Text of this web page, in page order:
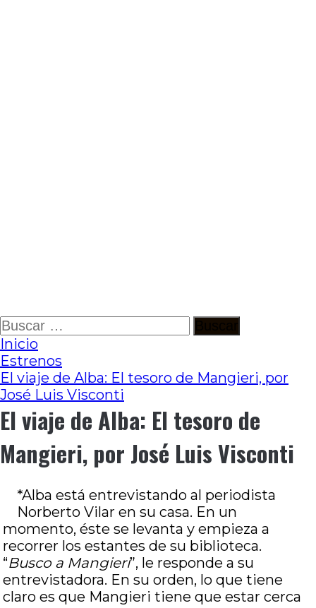
Ir
al
contenido
Buscar:
Inicio
Estrenos
El viaje de Alba: El tesoro de Mangieri, por
José Luis Visconti
El viaje de Alba: El tesoro de
Mangieri, por José Luis Visconti
*Alba está entrevistando al periodista
Norberto Vilar en su casa. En un
momento, éste se levanta y empieza a
recorrer los estantes de su biblioteca.
“Busco a Mangieri”, le responde a su
entrevistadora. En su orden, lo que tiene
claro es que Mangieri tiene que estar cerca